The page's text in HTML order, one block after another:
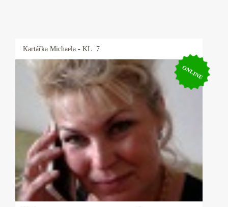
Kartářka Michaela - KL. 7
ONLINE
Kartářka Michaela
Pro své klienty je Michaela pojmem, neboť ví
ihned jádro problému a je velmi přesná, pokud
potřebujete rychlou, jasnou odpověď můžete
zvolit právě ji a budete překvapeni, co vše ví.